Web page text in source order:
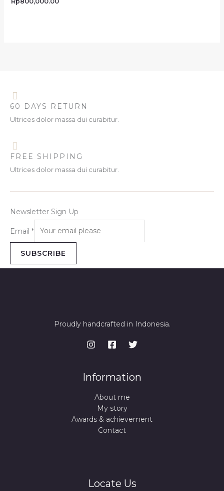
60 DAYS RETURN
Ultrices dolor massa dui curabitur.
FREE SHIPPING
Ultrices dolor massa dui curabitur.
Newsletter Sign Up
Email *
SUBSCRIBE
Proudly handcrafted in Indonesia.
Information
About me
My story
Awards & achievement
Contact
Locate Us